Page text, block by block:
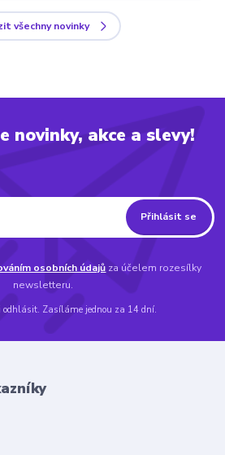
všechny novinky
novinky, akce a slevy!
Přihlásit se
osobních údajů za účelem rozesílky
newsletteru.
odhlásit. Zasíláme jednou za 14 dní.